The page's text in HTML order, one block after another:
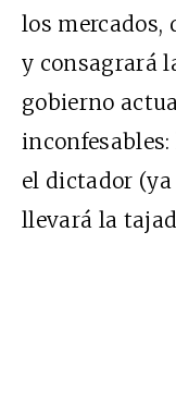
los mercados,
y consagrará
gobierno
el dictador
llevará la